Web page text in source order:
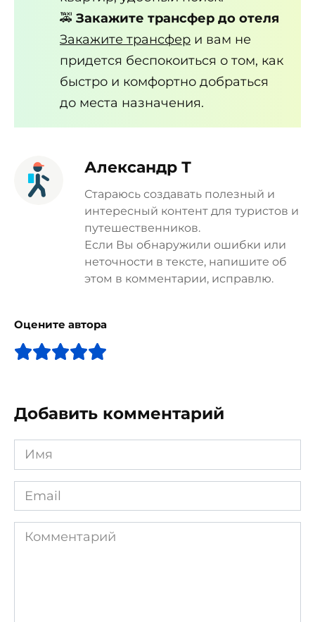
🚕 Закажите трансфер до отеля
Закажите трансфер и вам не
придется беспокоиться о том, как
быстро и комфортно добраться
до места назначения.
Александр Т
Стараюсь создавать полезный и
интересный контент для туристов и
путешественников.
Если Вы обнаружили ошибки или
неточности в тексте, напишите об
этом в комментарии, исправлю.
Оцените автора
Добавить комментарий
Имя
*
Email
*
Комментарий